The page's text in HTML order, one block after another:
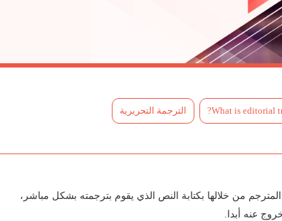
What is editorial الترجمة التحريرية
المترجم من خلالها بكتابة النص الذي يقوم بترجمته بشكل مباشر،
عنه أبدا.